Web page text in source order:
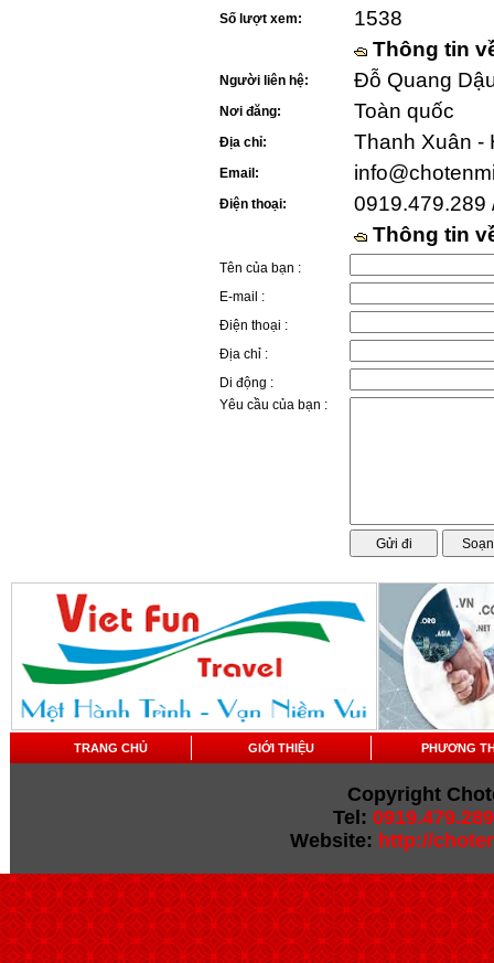
Số lượt xem:
1538
Thông tin
Người liên hệ: Đỗ Quang
Nơi đăng: Toàn quốc
Địa chỉ: Thanh Xuân -
Email:
Điện thoại:
0919.479.289
Thông tin
Tên của bạn :
E-mail :
Điện thoại :
Địa chỉ :
Di động :
Yêu cầu của bạn :
TRANG CHỦ GIỚI THIỆU PHƯƠNG
Copyright
Tel: 0919.479.289
Website: http://